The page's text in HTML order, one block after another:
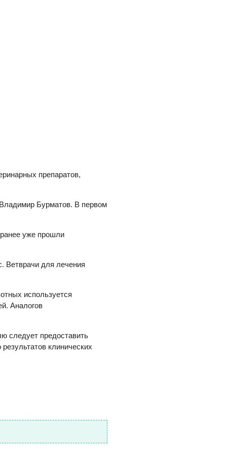
препаратов,
Бурматов. В первом
уже прошли
Ветврачи для лечения
используется
Аналогов
следует предоставить
клинических